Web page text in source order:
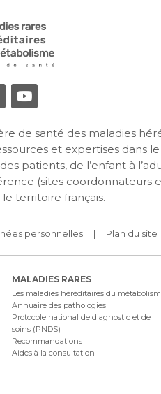
de santé des maladies
et expertises dans
patients, de l’enfant à
(sites coordonnateurs
territoire français.
personnelles Plan du site
MALADIES RARES
Les maladies héréditaires du
Annuaire des pathologies
Protocole national de diagnostic et de
soins (PNDS)
Recommandations
Aides à la consultation